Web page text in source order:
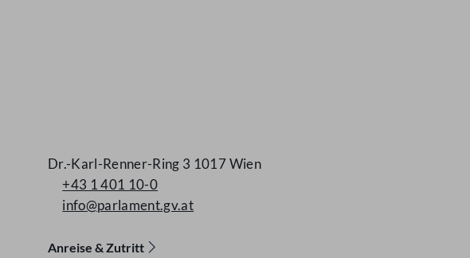
Dr.-Karl-Renner-Ring 3 1017 Wien
+43 1 401 10-0
info@parlament.gv.at
Anreise & Zutritt